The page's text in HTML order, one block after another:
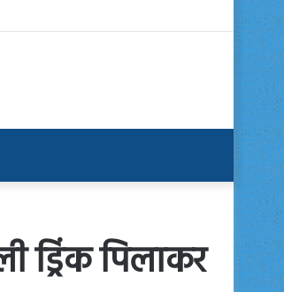
ड्रिंक पिलाकर